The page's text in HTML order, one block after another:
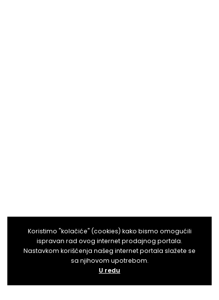
Koristimo "kolačiće" (cookies) kako bismo omogućili
ispravan rad ovog internet prodajnog portala.
Nastavkom korišćenja našeg internet portala slažete se
sa njihovom upotrebom.
U redu